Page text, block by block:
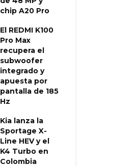
chip A20 Pro
El REDMI K100
Pro Max
recupera el
subwoofer
integrado y
apuesta por
pantalla de 185
Hz
Kia lanza la
Sportage X-
Line HEV y el
K4 Turbo en
Colombia